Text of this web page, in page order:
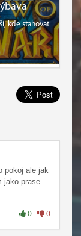
kde stahovat
pokoj ale jak
jako prase …
0 0